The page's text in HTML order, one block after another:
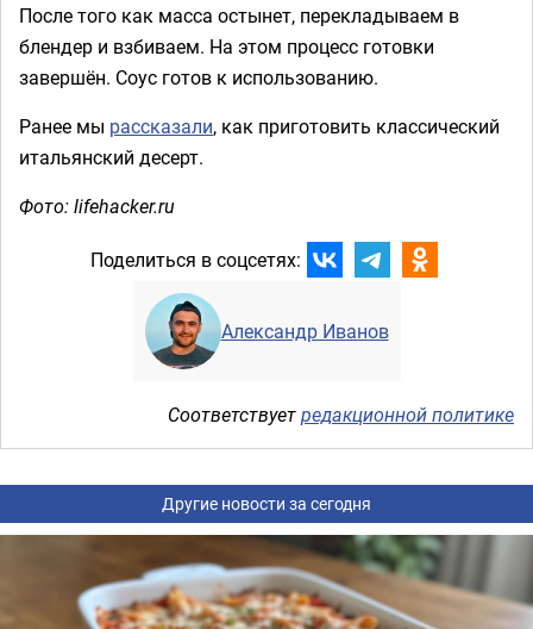
После того как масса остынет, перекладываем в
блендер и взбиваем. На этом процесс готовки
завершён. Соус готов к использованию.
Ранее мы рассказали, как приготовить классический
итальянский десерт.
Фото: lifehacker.ru
Поделиться в соцсетях:
Александр Иванов
Соответствуетредакционной политике
Другие новости за сегодня